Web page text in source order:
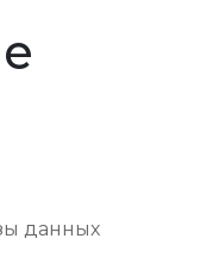
данных